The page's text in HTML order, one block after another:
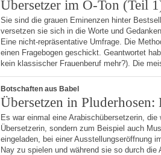
Übersetzer im O-Ton (Teil
Sie sind die grauen Eminenzen hinter
versetzen sie sich in die Worte und
Eine nicht-repräsentative Umfrage. Die
einen Fragebogen geschickt. Geantwortet
kein klassischer Frauenberuf mehr?). Die
Botschaften aus Babel
Übersetzen in
Es war einmal eine Arabischübersetzerin,
Übersetzerin, sondern zum Beispiel auch
eingeladen, bei einer Ausstellungseröffnung
Nay zu spielen und während sie so durch